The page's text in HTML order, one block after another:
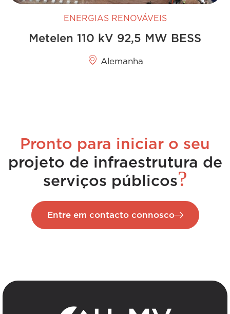
ENERGIAS RENOVÁVEIS
Metelen 110 kV 92,5 MW BESS
Alemanha
Pronto para iniciar o seu
projeto de infraestrutura de
serviços públicos?
Entre em contacto connosco